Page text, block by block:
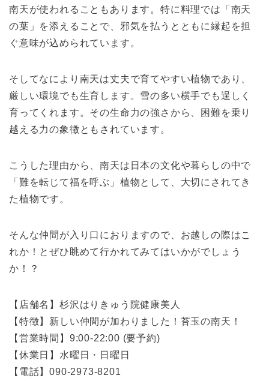
南天が使われることもあります。特に料理では「南天
の葉」を添えることで、邪気を払うとともに縁起を担
ぐ意味が込められています。
そしてなにより南天は丈夫で育てやすい植物であり、
厳しい環境でも生育します。雪の多い横手でも逞しく
育ってくれます。その生命力の強さから、困難を乗り
越える力の象徴ともされています。
こうした理由から、南天は日本の文化や暮らしの中で
「難を転じて福を呼ぶ」植物として、大切にされてき
た植物です。
そんな仲間が入り口におりますので、お越しの際はこ
れか！とぜひ眺めて行かれてみてはいかがでしょう
か！？
【店舗名】杉沢はりきゅう院健康美人
【特徴】新しい仲間が加わりました！苔玉の南天！
【営業時間】9:00-22:00 (要予約)
【休業日】水曜日・日曜日
【電話】090-2973-8201